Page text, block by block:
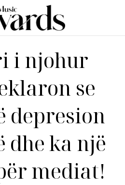
i njohur
se
depresion
dhe ka një
mediat!